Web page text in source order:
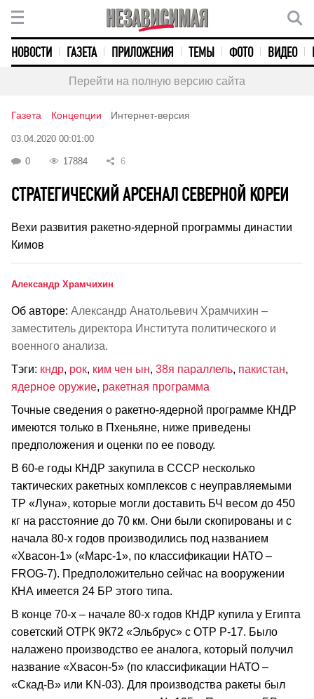
НОВОСТИ ГАЗЕТА ПРИЛОЖЕНИЯ ТЕМЫ ФОТО ВИДЕО
Перейти на полную версию сайта
Газета Концепции Интернет-версия
03.04.2020 00:01:00
0 17884 6
СТРАТЕГИЧЕСКИЙ АРСЕНАЛ СЕВЕРНОЙ КОРЕИ
Вехи развития ракетно-ядерной программы династии
Кимов
Александр Храмчихин
Об авторе: Александр Анатольевич Храмчихин –
заместитель директора Института политического и
военного анализа.
Тэги: кндр, рок, ким чен ын, 38я параллель, пакистан,
ядерное оружие, ракетная программа
Точные сведения о ракетно-ядерной программе КНДР
имеются только в Пхеньяне, ниже приведены
предположения и оценки по ее поводу.
В 60-е годы КНДР закупила в СССР несколько
тактических ракетных комплексов с неуправляемыми
ТР «Луна», которые могли доставить БЧ весом до 450
кг на расстояние до 70 км. Они были скопированы и с
начала 80-х годов производились под названием
«Хвасон-1» («Марс-1», по классификации НАТО –
FROG-7). Предположительно сейчас на вооружении
КНА имеется 24 БР этого типа.
В конце 70-х – начале 80-х годов КНДР купила у Египта
советский ОТРК 9К72 «Эльбрус» с OTP Р-17. Было
налажено производство ее аналога, который получил
название «Хвасон-5» (по классификации НАТО –
«Скад-В» или KN-03). Для производства ракеты был